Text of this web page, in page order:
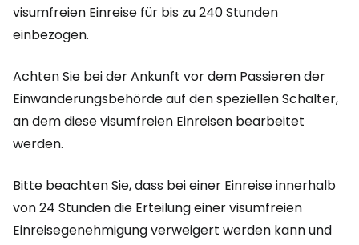
visumfreien Einreise für bis zu 240 Stunden
einbezogen.
Achten Sie bei der Ankunft vor dem Passieren der
Einwanderungsbehörde auf den speziellen Schalter,
an dem diese visumfreien Einreisen bearbeitet
werden.
Bitte beachten Sie, dass bei einer Einreise innerhalb
von 24 Stunden die Erteilung einer visumfreien
Einreisegenehmigung verweigert werden kann und